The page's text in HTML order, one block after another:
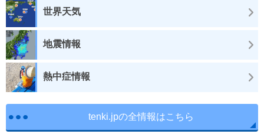
世界天気
地震情報
熱中症情報
tenki.jpの全情報はこちら